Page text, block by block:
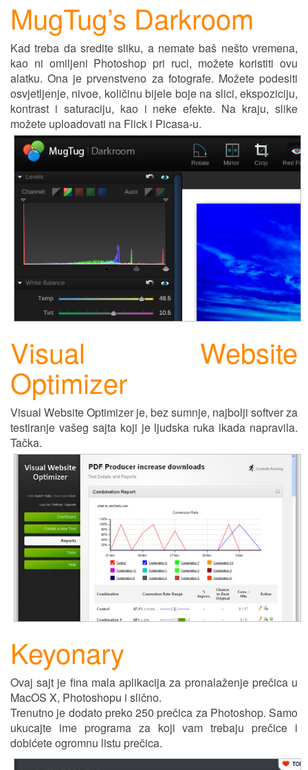
MugTug’s Darkroom
Kad treba da sredite sliku, a nemate baš nešto vremena,
kao ni omiljeni Photoshop pri ruci, možete koristiti ovu
alatku. Ona je prvenstveno za fotografe. Možete podesiti
osvjetljenje, nivoe, količinu bijele boje na slici, ekspoziciju,
kontrast i saturaciju, kao i neke efekte. Na kraju, slike
možete uploadovati na Flick i Picasa-u.
Visual Website
Optimizer
Visual Website Optimizer je, bez sumnje, najbolji softver za
testiranje vašeg sajta koji je ljudska ruka ikada napravila.
Tačka.
Keyonary
Ovaj sajt je fina mala aplikacija za pronalaženje prečica u
MacOS X, Photoshopu i slično.
Trenutno je dodato preko 250 prečica za Photoshop. Samo
ukucajte ime programa za koji vam trebaju prečice i
dobićete ogromnu listu prečica.